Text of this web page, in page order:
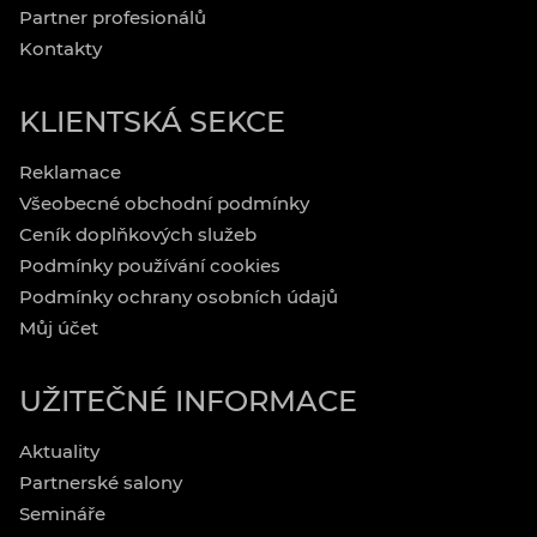
Partner profesionálů
Kontakty
KLIENTSKÁ SEKCE
Reklamace
Všeobecné obchodní podmínky
Ceník doplňkových služeb
Podmínky používání cookies
Podmínky ochrany osobních údajů
Můj účet
UŽITEČNÉ INFORMACE
Aktuality
Partnerské salony
Semináře